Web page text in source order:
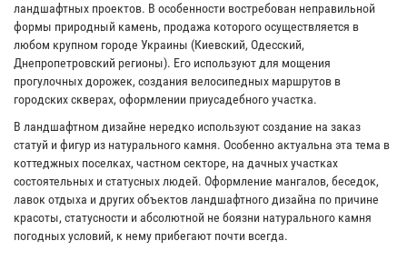
ландшафтных проектов. В особенности востребован неправильной
формы природный камень, продажа которого осуществляется в
любом крупном городе Украины (Киевский, Одесский,
Днепропетровский регионы). Его используют для мощения
прогулочных дорожек, создания велосипедных маршрутов в
городских скверах, оформлении приусадебного участка.
В ландшафтном дизайне нередко используют создание на заказ
статуй и фигур из натурального камня. Особенно актуальна эта тема в
коттеджных поселках, частном секторе, на дачных участках
состоятельных и статусных людей. Оформление мангалов, беседок,
лавок отдыха и других объектов ландшафтного дизайна по причине
красоты, статусности и абсолютной не боязни натурального камня
погодных условий, к нему прибегают почти всегда.